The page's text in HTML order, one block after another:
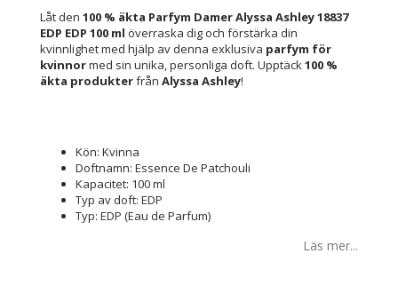
Låt den 100 % äkta Parfym Damer Alyssa Ashley 18837
EDP EDP 100 ml överraska dig och förstärka din
kvinnlighet med hjälp av denna exklusiva parfym för
kvinnormed sin unika, personliga doft. Upptäck100 %
äkta produkterfrån Alyssa Ashley!
Kön: Kvinna
Doftnamn: Essence De Patchouli
Kapacitet: 100 ml
Typ av doft: EDP
Typ: EDP (Eau de Parfum)
Läs mer...